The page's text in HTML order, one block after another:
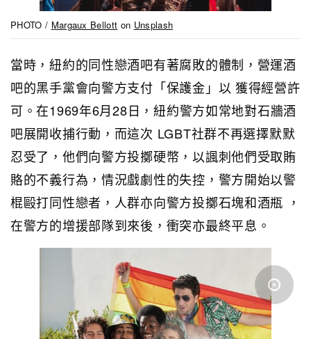
PHOTO / Margaux Bellott on Unsplash
當時，紐約的同性戀酒吧有著腐敗的體制，營運酒
吧的黑手黨會向警方支付「保護金」以 獲得經營許
可。在1969年6月28日，紐約警方如常地對石牆酒
吧展開收捕行動，而這次 LGBT社群不再選擇默默
忍受了，他們向警方投擲硬幣，以諷刺他們受取賄
賂的不義行為，情況戲劇性的失控，警方開始以警
棍毆打同性戀者，人群亦向警方投擲石塊和酒瓶 ，
在警方的增援部隊到來後，衝突亦最終平息。